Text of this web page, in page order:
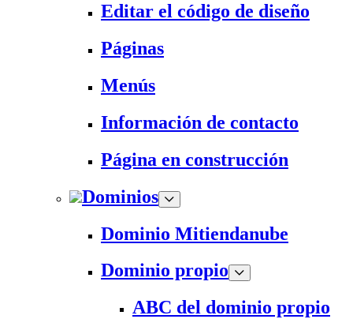
Editar el código de diseño
Páginas
Menús
Información de contacto
Página en construcción
Dominios
Dominio Mitiendanube
Dominio propio
ABC del dominio propio